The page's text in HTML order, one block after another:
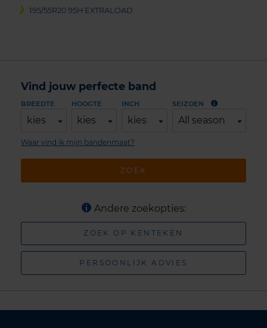
195/55R20 95H EXTRALOAD
Vind jouw perfecte band
BREEDTE
kies
HOOGTE
kies
INCH
kies
SEIZOEN
All season
ZOEK
Waar vind ik mijn bandenmaat?
Andere zoekopties:
ZOEK OP KENTEKEN
PERSOONLIJK ADVIES